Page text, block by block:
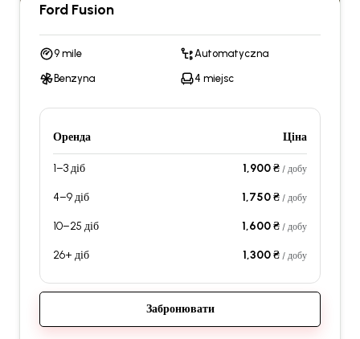
Ford Fusion
9 mile Automatyczna
Benzyna 4 miejsc
Оренда Ціна
1–3 діб 1,900 ₴ / добу
4–9 діб 1,750 ₴ / добу
10–25 діб 1,600 ₴ / добу
26+ діб 1,300 ₴ / добу
Забронювати